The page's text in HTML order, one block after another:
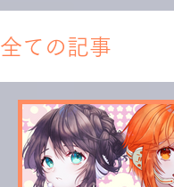
全ての記事